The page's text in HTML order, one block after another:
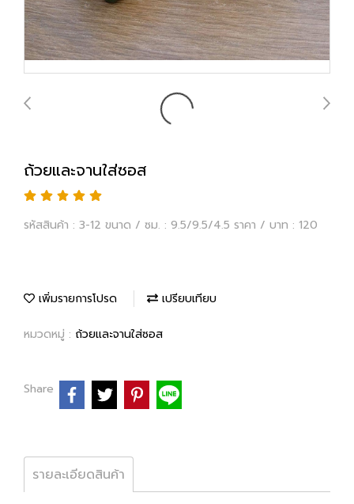
ถ้วยและจานใส่ซอส
รหัสสินค้า : 3-12 ขนาด / ซม. : 9.5/9.5/4.5 ราคา / บาท : 120
เพิ่มรายการโปรด เปรียบเทียบ
หมวดหมู่ : ถ้วยและจานใส่ซอส
Share
รายละเอียดสินค้า